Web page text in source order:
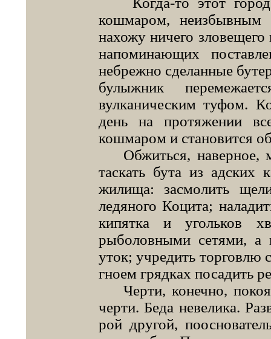
кошмаром,
нахожу ничего зловещего
напо­минающих
небрежно сделанные
булыж­ник
вулканическим туфом.
день на протяже­нии
кошмаром и становит­ся
Обжиться, наверное,
таскать бута из адских
жилища: засмолить
ледяного Коцита;
кипятка и угольков
рыболовными сетями, а
уток; учредить тор­говлю
гноем грядках посадить
Черти, конечно,
черти. Беда невелика.
рой другой,